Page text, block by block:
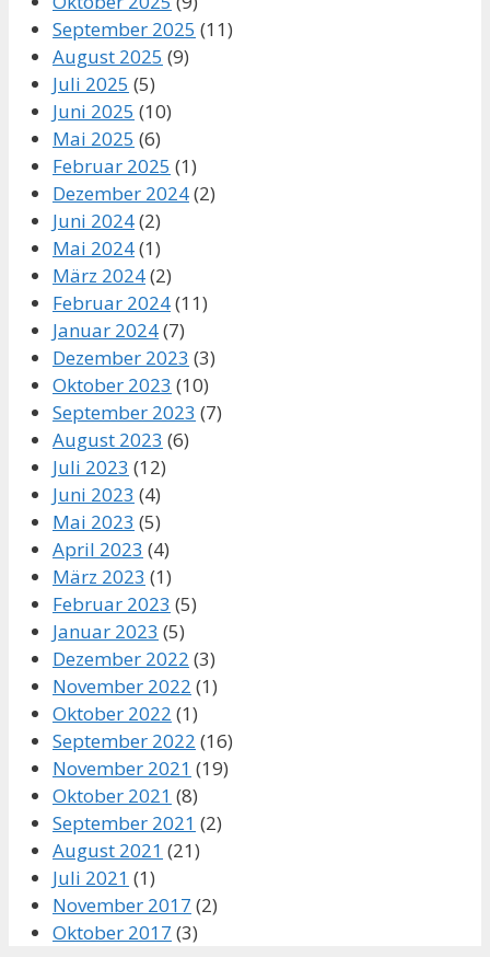
September 2025 (11)
August 2025 (9)
Juli 2025 (5)
Juni 2025 (10)
Mai 2025 (6)
Februar 2025 (1)
Dezember 2024(2)
Juni 2024(2)
Mai 2024(1)
März 2024(2)
Februar 2024(11)
Januar 2024(7)
Dezember 2023 (3)
Oktober 2023 (10)
September 2023 (7)
August 2023 (6)
Juli 2023 (12)
Juni 2023 (4)
Mai 2023 (5)
April 2023 (4)
März 2023 (1)
Februar 2023 (5)
Januar 2023 (5)
Dezember 2022 (3)
November 2022 (1)
Oktober 2022 (1)
September 2022 (16)
November 2021 (19)
Oktober 2021 (8)
September 2021 (2)
August 2021 (21)
Juli 2021 (1)
November 2017 (2)
Oktober 2017 (3)